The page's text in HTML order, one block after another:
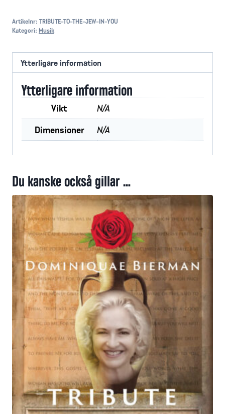
Artikelnr: TRIBUTE-TO-THE-JEW-IN-YOU
Kategori: Musik
Ytterligare information
Ytterligare information
Vikt N/A
Dimensioner N/A
Du kanske också gillar …